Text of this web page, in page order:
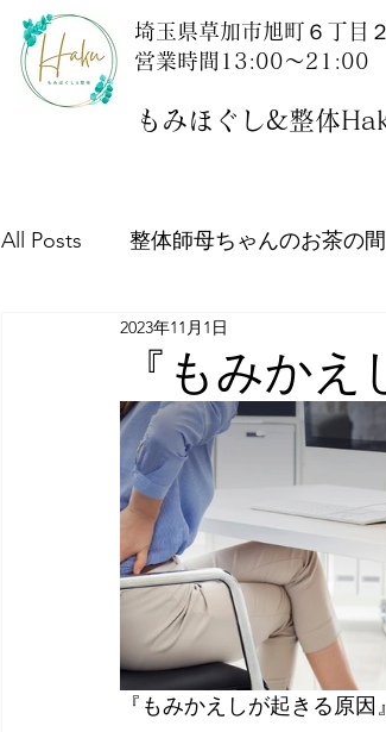
埼玉県草加市旭町６丁目
営業時間13:00～21:00
もみほぐし&整体
All Posts 整体師母ちゃんのお茶の間
埼玉探訪記：草加市新田駅周辺の
栄養学：健康は食事から！ ス
当店について
『もみか
2023年11月1日
『もみかえしが起きる原因』